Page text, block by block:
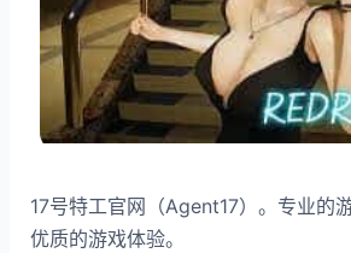
17号特工官网（Agent17）。专业的
优质的游戏体验。